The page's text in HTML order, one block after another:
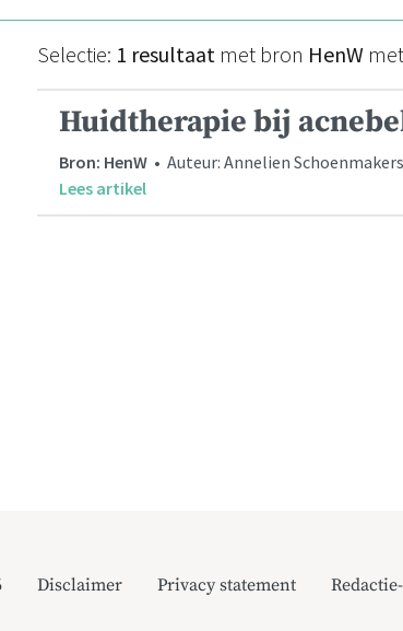
Selectie: 1 resultaat met bron HenW
Huidtherapie bij
Bron: HenW • Auteur: Annelien
Lees artikel
Disclaimer Privacy statement